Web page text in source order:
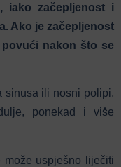
iako začepljenost i
Ako je začepljenost
nakon što se
sinusa ili nosni polipi,
ponekad i više
uspješno liječiti